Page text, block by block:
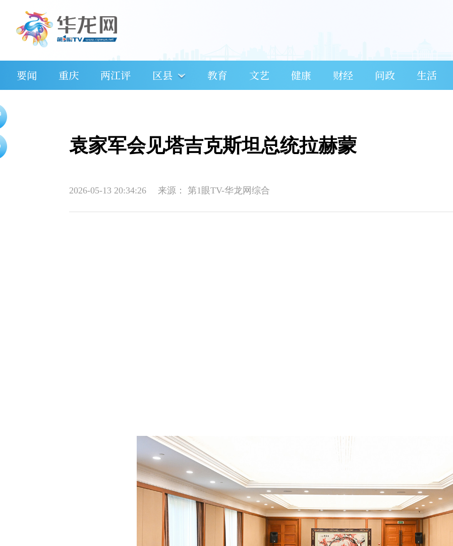
要闻 重庆 两江评 区县 教育 文艺 健康 财经 问政 生活
袁家军会见塔吉克斯坦总统拉赫蒙
2026-05-13 20:34:26 来源： 第1眼TV-华龙网综合